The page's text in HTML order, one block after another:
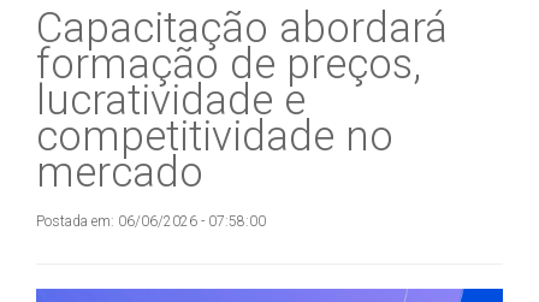
Capacitação abordará
formação de preços,
lucratividade e
competitividade no
mercado
Postada em: 06/06/2026 - 07:58:00